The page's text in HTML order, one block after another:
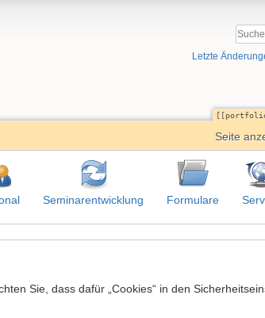
Letzte
Seite
Seminarentwicklung Formulare
Sie, dass dafür „Cookies“ in den